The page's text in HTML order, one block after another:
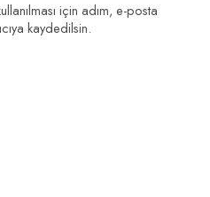
için adım, e-posta
kaydedilsin.